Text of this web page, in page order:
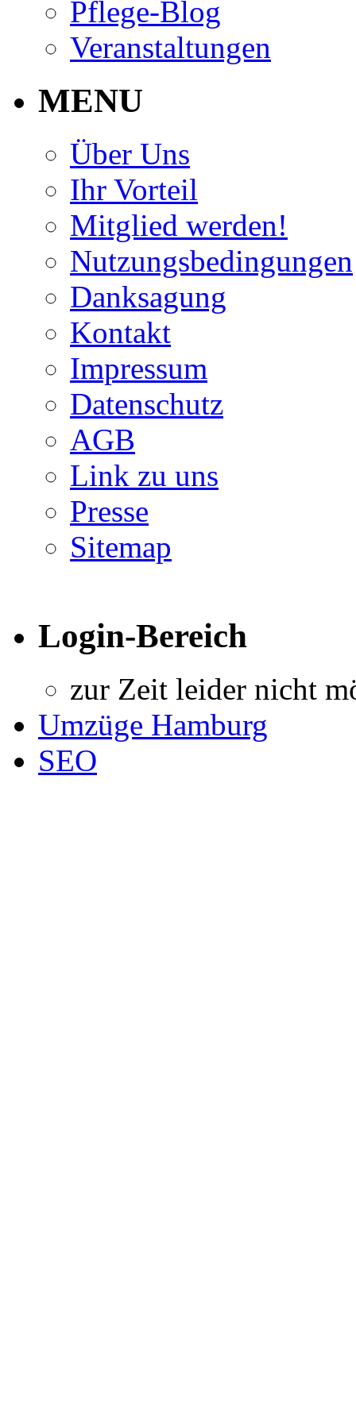
Pflege-Blog
Veranstaltungen
MENU
Über Uns
Ihr Vorteil
Mitglied werden!
Nutzungsbedingungen
Danksagung
Kontakt
Impressum
Datenschutz
AGB
Link zu uns
Presse
Sitemap
Login-Bereich
zur Zeit leider nicht
Umzüge Hamburg
SEO